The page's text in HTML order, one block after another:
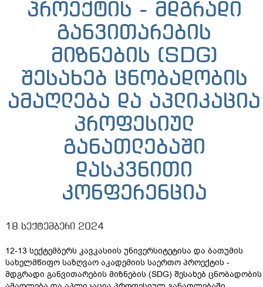
პროექტის - მდგრადი
განვითარების
მიზნების (SDG)
შესახებ ცნობადობის
ამაღლება და აპლიკაცია
პროფესიულ
განათლებაში
დასკვნითი
კონფერენცია
18 სექტემბერი 2024
12-13 სექტემბერს კავკასიის უნივერსიტეტისა და ბათუმის
სახელმწიფო საზღვაო აკადემიის საერთო პროექტის -
მდგრადი განვითარების მიზნების (SDG) შესახებ ცნობადობის